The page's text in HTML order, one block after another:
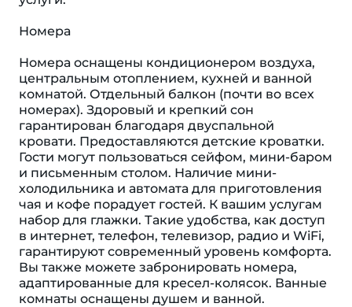
Номера
Номера оснащены кондиционером воздуха,
центральным отоплением, кухней и ванной
комнатой. Отдельный балкон (почти во всех
номерах). Здоровый и крепкий сон
гарантирован благодаря двуспальной
кровати. Предоставляются детские кроватки.
Гости могут пользоваться сейфом, мини-баром
и письменным столом. Наличие мини-
холодильника и автомата для приготовления
чая и кофе порадует гостей. К вашим услугам
набор для глажки. Такие удобства, как доступ
в интернет, телефон, телевизор, радио и WiFi,
гарантируют современный уровень комфорта.
Вы также можете забронировать номера,
адаптированные для кресел-колясок. Ванные
комнаты оснащены душем и ванной.